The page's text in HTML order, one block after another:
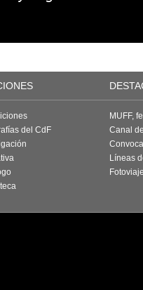
del CdF
MUFF,
Canal
Líneas